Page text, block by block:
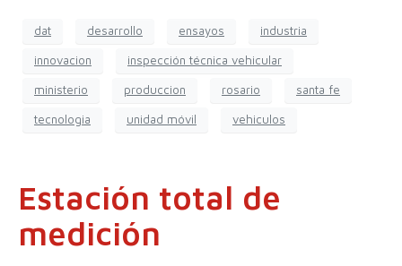
dat desarrollo ensayos industria
innovacion inspección técnica vehicular
ministerio produccion rosario santa fe
tecnologia unidad móvil vehiculos
Estación total de
medición